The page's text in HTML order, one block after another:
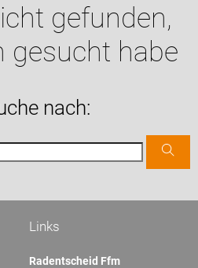
gefunden,
gesucht habe
nach:
Links
Radentscheid Ffm